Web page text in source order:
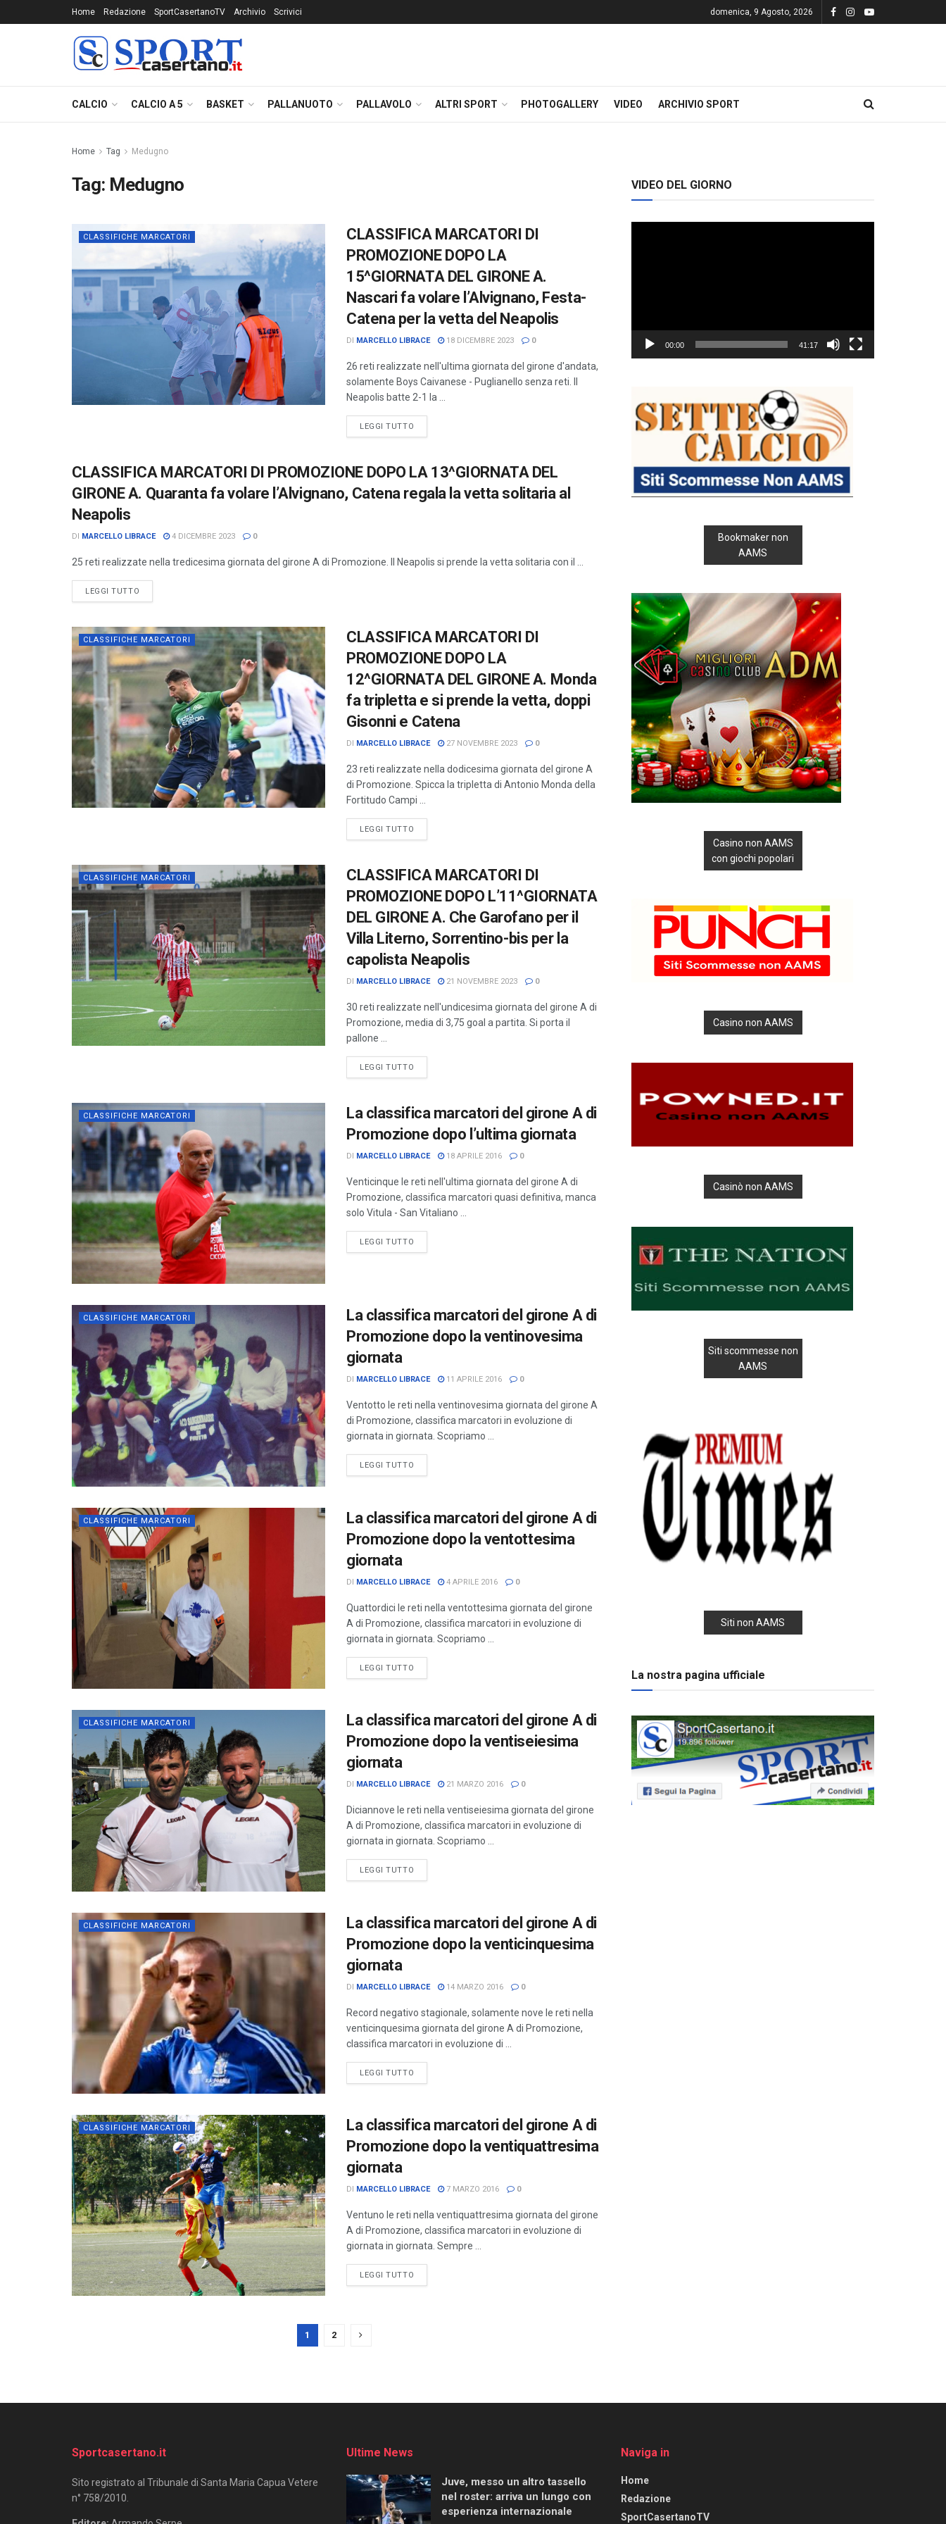
Home Redazione SportCasertanoTV Archivio Scrivici domenica, 9 Agosto, 2026
CALCIO CALCIO A 5 BASKET PALLANUOTO PALLAVOLO ALTRI SPORT PHOTOGALLERY VIDEO ARCHIVIO SPORT
Home Tag Medugno
Tag: Medugno
CLASSIFICHE MARCATORI
CLASSIFICA MARCATORI DI
PROMOZIONE DOPO LA
15^GIORNATA DEL GIRONE A.
Nascari fa volare l’Alvignano, Festa-
Catena per la vetta del Neapolis
DI MARCELLO LIBRACE 18 DICEMBRE 2023 0
26 reti realizzate nell'ultima giornata del girone d'andata,
solamente Boys Caivanese - Puglianello senza reti. Il
Neapolis batte 2-1 la ...
LEGGI TUTTO
CLASSIFICHE MARCATORI
CLASSIFICA MARCATORI DI PROMOZIONE DOPO LA 13^GIORNATA DEL
GIRONE A. Quaranta fa volare l’Alvignano, Catena regala la vetta solitaria al
Neapolis
DI MARCELLO LIBRACE 4 DICEMBRE 2023 0
25 reti realizzate nella tredicesima giornata del girone A di Promozione. Il Neapolis si prende la vetta solitaria con il ...
LEGGI TUTTO
CLASSIFICHE MARCATORI
CLASSIFICA MARCATORI DI
PROMOZIONE DOPO LA
12^GIORNATA DEL GIRONE A. Monda
fa tripletta e si prende la vetta, doppi
Gisonni e Catena
DI MARCELLO LIBRACE 27 NOVEMBRE 2023 0
23 reti realizzate nella dodicesima giornata del girone A
di Promozione. Spicca la tripletta di Antonio Monda della
Fortitudo Campi ...
LEGGI TUTTO
CLASSIFICHE MARCATORI
CLASSIFICA MARCATORI DI
PROMOZIONE DOPO L’11^GIORNATA
DEL GIRONE A. Che Garofano per il
Villa Literno, Sorrentino-bis per la
capolista Neapolis
DI MARCELLO LIBRACE 21 NOVEMBRE 2023 0
30 reti realizzate nell'undicesima giornata del girone A di
Promozione, media di 3,75 goal a partita. Si porta il
pallone ...
LEGGI TUTTO
CLASSIFICHE MARCATORI
La classifica marcatori del girone A di
Promozione dopo l’ultima giornata
DI MARCELLO LIBRACE 18 APRILE 2016 0
Venticinque le reti nell'ultima giornata del girone A di
Promozione, classifica marcatori quasi definitiva, manca
solo Vitula - San Vitaliano ...
LEGGI TUTTO
CLASSIFICHE MARCATORI
La classifica marcatori del girone A di
Promozione dopo la ventinovesima
giornata
DI MARCELLO LIBRACE 11 APRILE 2016 0
Ventotto le reti nella ventinovesima giornata del girone A
di Promozione, classifica marcatori in evoluzione di
giornata in giornata. Scopriamo ...
LEGGI TUTTO
CLASSIFICHE MARCATORI
La classifica marcatori del girone A di
Promozione dopo la ventottesima
giornata
DI MARCELLO LIBRACE 4 APRILE 2016 0
Quattordici le reti nella ventottesima giornata del girone
A di Promozione, classifica marcatori in evoluzione di
giornata in giornata. Scopriamo ...
LEGGI TUTTO
CLASSIFICHE MARCATORI
La classifica marcatori del girone A di
Promozione dopo la ventiseiesima
giornata
DI MARCELLO LIBRACE 21 MARZO 2016 0
Diciannove le reti nella ventiseiesima giornata del girone
A di Promozione, classifica marcatori in evoluzione di
giornata in giornata. Scopriamo ...
LEGGI TUTTO
CLASSIFICHE MARCATORI
La classifica marcatori del girone A di
Promozione dopo la venticinquesima
giornata
DI MARCELLO LIBRACE 14 MARZO 2016 0
Record negativo stagionale, solamente nove le reti nella
venticinquesima giornata del girone A di Promozione,
classifica marcatori in evoluzione di ...
LEGGI TUTTO
CLASSIFICHE MARCATORI
La classifica marcatori del girone A di
Promozione dopo la ventiquattresima
giornata
DI MARCELLO LIBRACE 7 MARZO 2016 0
Ventuno le reti nella ventiquattresima giornata del girone
A di Promozione, classifica marcatori in evoluzione di
giornata in giornata. Sempre ...
LEGGI TUTTO
1 2
VIDEO DEL GIORNO
00:00 41:17
Bookmaker non
AAMS
Casino non AAMS
con giochi popolari
Casino non AAMS
Casinò non AAMS
Siti scommesse non
AAMS
Siti non AAMS
La nostra pagina ufficiale
Sportcasertano.it
Sito registrato al Tribunale di Santa Maria Capua Vetere
n° 758/2010.
Ultime News
Juve, messo un altro tassello
nel roster: arriva un lungo con
esperienza internazionale
Naviga in
Home
Redazione
SportCasertanoTV